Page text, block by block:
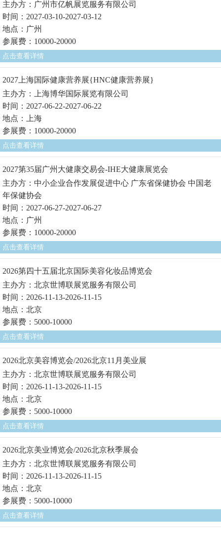
主办方：广州市亿帆展览服务有限公司
时间：2027-03-10-2027-03-12
地点：广州
参展费：10000-20000
点击查看详情
2027上海国际健康营养展{HNC健康营养展}
主办方：上海博华国际展览有限公司
时间：2027-06-22-2027-06-22
地点：上海
参展费：10000-20000
点击查看详情
2027第35届广州大健康交易会-IHE大健康展览会
主办方：中小企业合作发展促进中心 广东省保健协会 中国老
年保健协会
时间：2027-06-27-2027-06-27
地点：广州
参展费：10000-20000
点击查看详情
2026第四十五届北京国际美容化妆品博览会
主办方：北京世博联展览服务有限公司
时间：2026-11-13-2026-11-15
地点：北京
参展费：5000-10000
点击查看详情
2026北京美容博览会/2026北京11月美业展
主办方：北京世博联展览服务有限公司
时间：2026-11-13-2026-11-15
地点：北京
参展费：5000-10000
点击查看详情
2026北京美业博览会/2026北京秋季展会
主办方：北京世博联展览服务有限公司
时间：2026-11-13-2026-11-15
地点：北京
参展费：5000-10000
点击查看详情